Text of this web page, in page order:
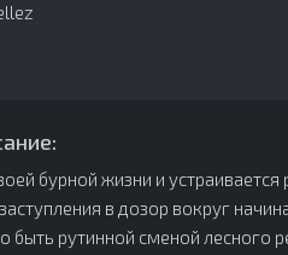
бурной жизни и устраивается
в дозор вокруг
быть рутинной сменой лесного